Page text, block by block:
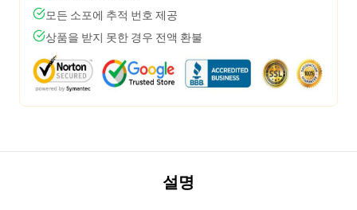
모든 소포에 추적 번호 제공
상품을 받지 못한 경우 전액 환불
설명